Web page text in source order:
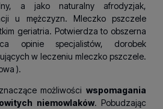
a jako naturalny afrodyzjak,
u mężczyzn. Mleczko pszczele
geriatria. Potwierdza to obszerna
opinie specjalistów, dorobek
w leczeniu mleczko pszczele.
).
możliwości wspomagania
niemowlaków. Pobudzając